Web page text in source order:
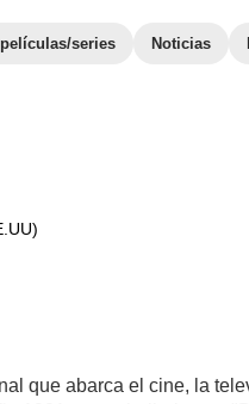
series Noticias
que abarca el cine, la